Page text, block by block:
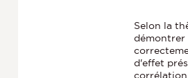
Selon la
démontrer
d'effet
corrélation